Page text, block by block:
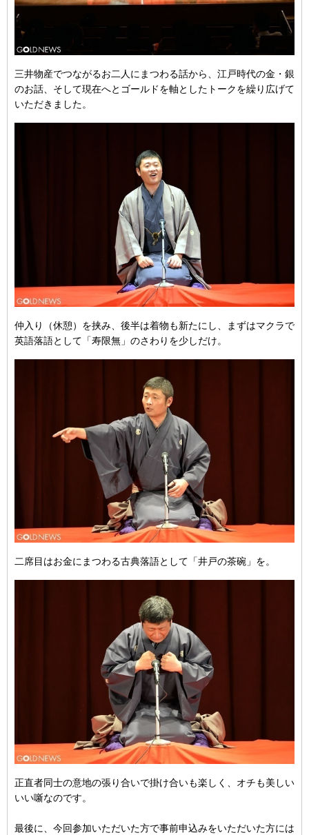
三井物産でつながるお二人にまつわる話から、江戸時代の金・銀
のお話、そして現在へとゴールドを軸としたトークを繰り広げて
いただきました。
仲入り（休憩）を挟み、後半は着物も新たにし、まずはマクラで
英語落語として「寿限無」のさわりを少しだけ。
二席目はお金にまつわる古典落語として「井戸の茶碗」を。
正直者同士の意地の張り合いで掛け合いも楽しく、オチも美しい
いい噺なのです。
最後に、今回参加いただいた方で事前申込みをいただいた方には